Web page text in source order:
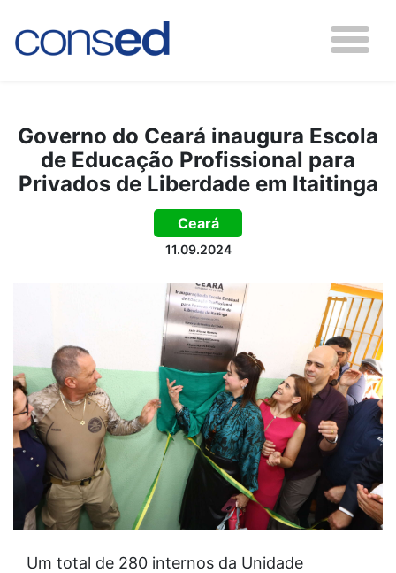
Governo do Ceará inaugura Escola
de Educação Profissional para
Privados de Liberdade em Itaitinga
Ceará
11.09.2024
Um total de 280 internos da Unidade